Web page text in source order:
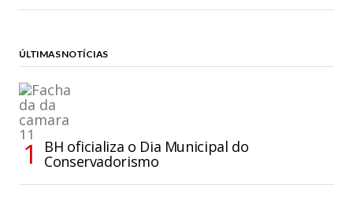
ÚLTIMAS NOTÍCIAS
BH oficializa o Dia Municipal do
Conservadorismo